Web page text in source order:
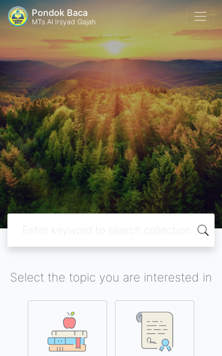
Pondok Baca
MTs Al Irsyad Gajah
Select the topic you are interested in